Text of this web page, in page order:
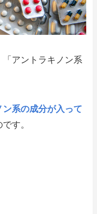
アントラキノン系
ン系の成分が入って
です。